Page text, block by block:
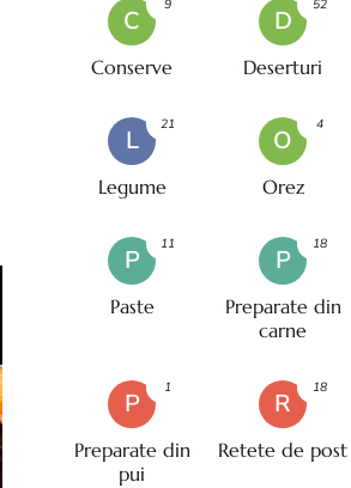
C
Conserve
9
D
Deserturi
52
L
Legume
21
O
Orez
4
P
Paste
11
P
Preparate din
carne
18
P
Preparate din
pui
1
R
Retete de post
18